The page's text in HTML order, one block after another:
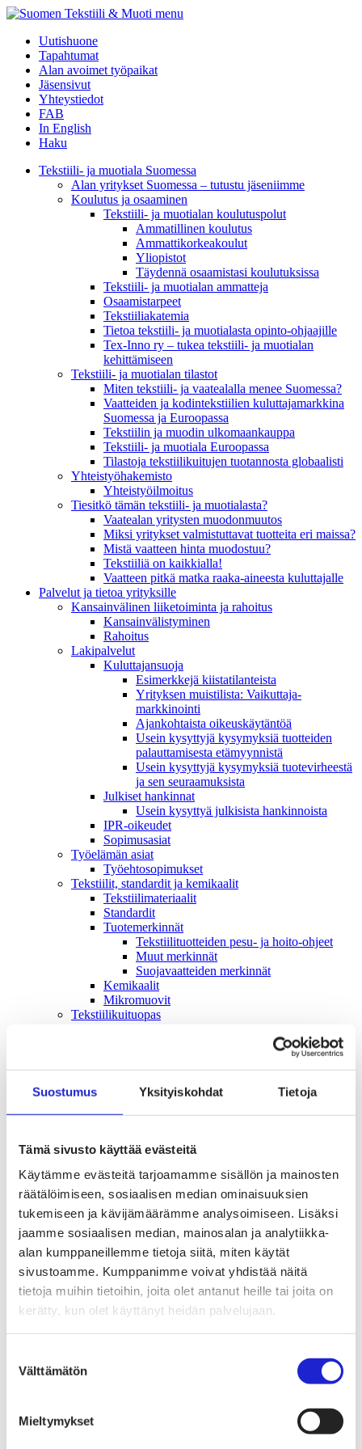
Suostumus Yksityiskohdat Tietoja
Tämä sivusto käyttää evästeitä
Käytämme evästeitä tarjoamamme sisällön ja mainosten
räätälöimiseen, sosiaalisen median ominaisuuksien
tukemiseen ja kävijämäärämme analysoimiseen. Lisäksi
jaamme sosiaalisen median, mainosalan ja analytiikka-
alan kumppaneillemme tietoja siitä, miten käytät
sivustoamme. Kumppanimme voivat yhdistää näitä
tietoja muihin tietoihin, joita olet antanut heille tai joita on
kerätty, kun olet käyttänyt heidän palvelujaan.
valinta
Välttämätön
Mieltymykset
menu
Uutishuone
Tapahtumat
Alan avoimet työpaikat
Jäsensivut
Yhteystiedot
FAB
In English
Haku
Tekstiili- ja muotiala Suomessa
Alan yritykset Suomessa – tutustu jäseniimme
Koulutus ja osaaminen
Tekstiili- ja muotialan koulutuspolut
Ammatillinen koulutus
Ammattikorkeakoulut
Yliopistot
Täydennä osaamistasi koulutuksissa
Tekstiili- ja muotialan ammatteja
Osaamistarpeet
Tekstiiliakatemia
Tietoa tekstiili- ja muotialasta opinto-ohjaajille
Tex-Inno ry – tukea tekstiili- ja muotialan
kehittämiseen
Tekstiili- ja muotialan tilastot
Miten tekstiili- ja vaatealalla menee Suomessa?
Vaatteiden ja kodintekstiilien kuluttajamarkkina
Suomessa ja Euroopassa
Tekstiilin ja muodin ulkomaankauppa
Tekstiili- ja muotiala Euroopassa
Tilastoja tekstiilikuitujen tuotannosta globaalisti
Yhteistyö­hakemisto
Yhteistyöilmoitus
Tiesitkö tämän tekstiili- ja muotialasta?
Vaatealan yritysten muodonmuutos
Miksi yritykset valmistuttavat tuotteita eri maissa?
Mistä vaatteen hinta muodostuu?
Tekstiiliä on kaikkialla!
Vaatteen pitkä matka raaka-aineesta kuluttajalle
Palvelut ja tietoa yrityksille
Kansainvälinen liiketoiminta ja rahoitus
Kansain­välistyminen
Rahoitus
Lakipalvelut
Kuluttajansuoja
Esimerkkejä kiistatilanteista
Yrityksen muistilista: Vaikuttaja­
markkinointi
Ajankohtaista oikeuskäytäntöä
Usein kysyttyjä kysymyksiä tuotteiden
palauttamisesta etämyynnistä
Usein kysyttyjä kysymyksiä tuotevirheestä
ja sen seuraamuksista
Julkiset hankinnat
Usein kysyttyä julkisista hankinnoista
IPR-oikeudet
Sopimusasiat
Työelämän asiat
Työehto­sopimukset
Tekstiilit, standardit ja kemikaalit
Tekstiilimateriaalit
Standardit
Tuotemerkinnät
Tekstiilituotteiden pesu- ja hoito-ohjeet
Muut merkinnät
Suojavaatteiden merkinnät
Kemikaalit
Mikromuovit
Tekstiilikuitu­opas
Hankintaketjun vastuullisuus
Tekstiilien kiertotalous
Kiertotalouden termit tutuiksi
Mihin kierrättää vanhat vaatteet ja kodintekstiilit?
Mukana sitoumuksessa
Mikä sitoumus?
Liity mukaan
TKI-toiminta
Julkaisut, selvitykset ja raportit
Hankkeet
Vaikuttaminen
Mahdollisuuksien ala – lue vaikuttamis­viestimme
EU-vaalit 2024: Reilut pelisäännöt turvaavat
elinvoimaisen tekstiili- ja muotialan Suomessa ja
Euroopassa
Tekstiili- ja muotialasta viennin uusi kärki
Suomesta tekstiilialan kiertotalouden &
vastuullisuuden suunnannäyttäjä
Luodaan kannusteet kuluttajan vihreään